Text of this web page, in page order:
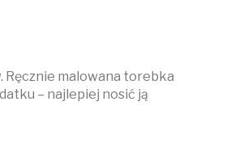
malowana torebka
– najlepiej nosić ją